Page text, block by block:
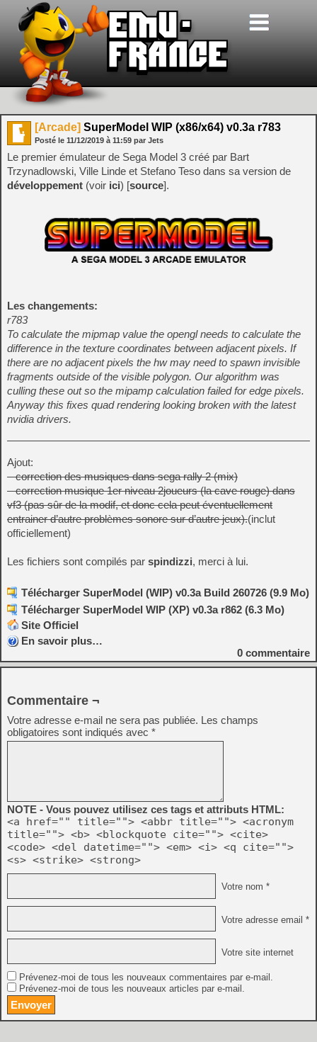
[Arcade] SuperModel WIP (x86/x64) v0.3a r783
Posté le 11/12/2019 à 11:59 par Jets
Le premier émulateur de Sega Model 3 créé par Bart
Trzynadlowski, Ville Linde et Stefano Teso dans sa version de
développement (voir ici) [source].
Les changements:
r783
To calculate the mipmap value the opengl needs to calculate the
difference in the texture coordinates between adjacent pixels. If
there are no adjacent pixels the hw may need to spawn invisible
fragments outside of the visible polygon. Our algorithm was
culling these out so the mipamp calculation failed for edge pixels.
Anyway this fixes quad rendering looking broken with the latest
nvidia drivers.
Ajout:
– correction des musiques dans sega rally 2 (mix)
– correction musique 1er niveau 2joueurs (la cave rouge) dans
vf3 (pas sûr de la modif, et donc cela peut éventuellement
entrainer d’autre problèmes sonore sur d’autre jeux).(inclut
officiellement)
Les fichiers sont compilés par spindizzi, merci à lui.
Télécharger SuperModel (WIP) v0.3a Build 260726 (9.9 Mo)
Télécharger SuperModel WIP (XP) v0.3a r862 (6.3 Mo)
Site Officiel
En savoir plus…
0 commentaire
Commentaire ¬
Votre adresse e-mail ne sera pas publiée. Les champs
obligatoires sont indiqués avec *
NOTE - Vous pouvez utilisez ces tags et attributs HTML:
<a href="" title=""> <abbr title=""> <acronym
title=""> <b> <blockquote cite=""> <cite>
<code> <del datetime=""> <em> <i> <q cite="">
<s> <strike> <strong>
Votre nom *
Votre adresse email *
Votre site internet
Prévenez-moi de tous les nouveaux commentaires par e-mail.
Prévenez-moi de tous les nouveaux articles par e-mail.